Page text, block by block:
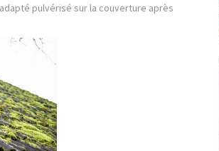
pulvérisé sur la couverture après